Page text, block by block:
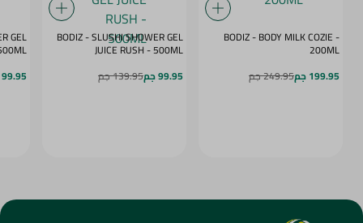
BODIZ - BODY MILK COZIE -
200ML
199.95 جم
249.95 جم
BODIZ - SLUSHI SHOWER GEL
JUICE RUSH - 500ML
99.95 جم
139.95 جم
GEL
DAZE - 500ML
99.95 جم